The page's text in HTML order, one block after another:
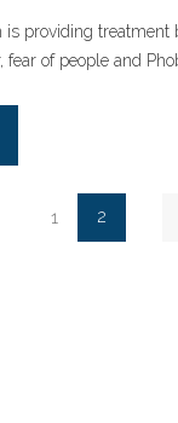
is providing
of people and
1 2